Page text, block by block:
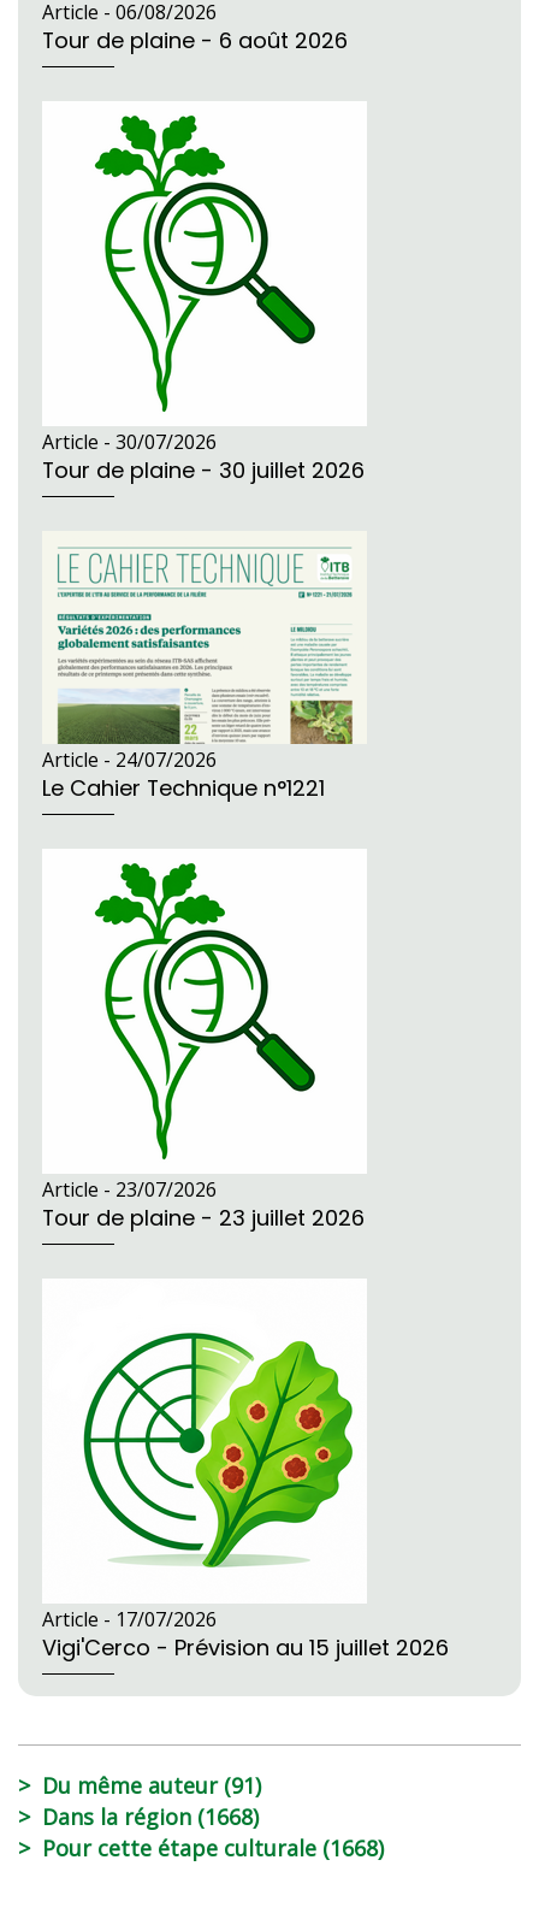
Article - 06/08/2026
Tour de plaine - 6 août 2026
Article - 30/07/2026
Tour de plaine - 30 juillet 2026
Article - 24/07/2026
Le Cahier Technique n°1221
Article - 23/07/2026
Tour de plaine - 23 juillet 2026
Article - 17/07/2026
Vigi'Cerco - Prévision au 15 juillet 2026
Du même auteur (91)
Dans la région (1668)
Pour cette étape culturale (1668)